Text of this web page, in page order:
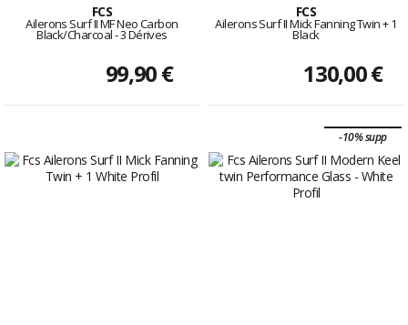
FCS
Ailerons Surf II MF Neo Carbon
Black/Charcoal - 3 Dérives
99,90 €
FCS
Ailerons Surf II Mick Fanning Twin + 1
Black
130,00 €
-10% supp